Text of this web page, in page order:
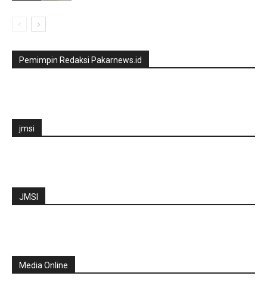
Pemimpin Redaksi Pakarnews.id
jmsi
JMSI
Media Online